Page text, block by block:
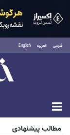
فارسی العربية English
مطالب پیشنهادی